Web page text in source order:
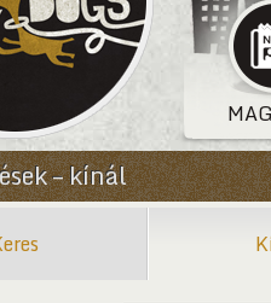
– kínál